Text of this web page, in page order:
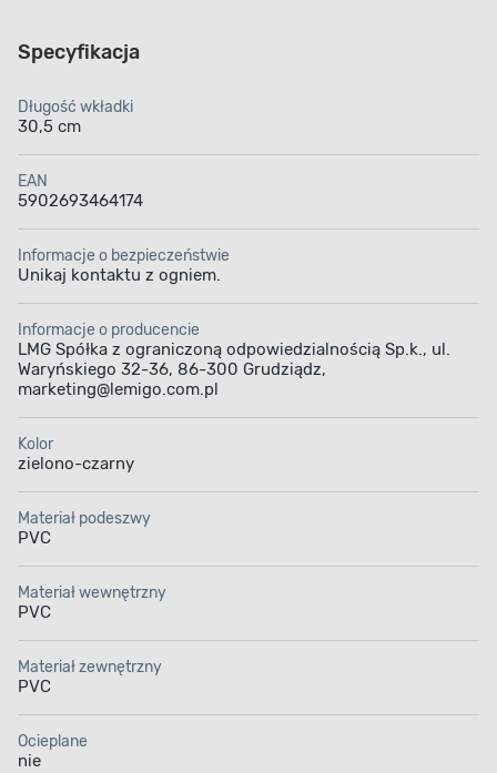
Specyfikacja
Długość wkładki
30,5 cm
EAN
5902693464174
Informacje o bezpieczeństwie
Unikaj kontaktu z ogniem.
Informacje o producencie
LMG Spółka z ograniczoną odpowiedzialnością Sp.k., ul.
Waryńskiego 32-36, 86-300 Grudziądz,
marketing@lemigo.com.pl
Kolor
zielono-czarny
Materiał podeszwy
PVC
Materiał wewnętrzny
PVC
Materiał zewnętrzny
PVC
Ocieplane
nie